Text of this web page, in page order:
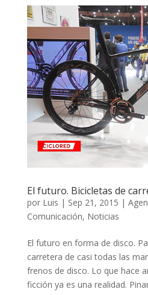
El futuro. Bicicletas de
por Luis | Sep 21, 2015 |
Comunicación, Noticias
El futuro en forma de disco.
carretera de casi todas las
frenos de disco. Lo que hace
ficción ya es una realidad.